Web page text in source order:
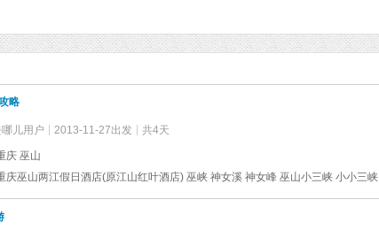
略
儿用户 2013-11-27出发 共4天
庆 巫山
庆巫山两江假日酒店(原江山红叶酒店) 巫峡 神女溪 神女峰 巫山小三峡 小小三